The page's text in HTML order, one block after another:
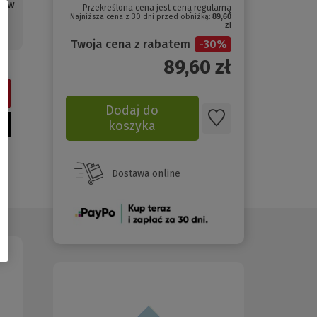
w
Przekreślona cena jest ceną regularną
Najniższa cena z 30 dni przed obniżką: 89,60
zł
Twoja cena z rabatem -30%
89,60 zł
Dodaj do
koszyka
Dostawa online
(Nowe